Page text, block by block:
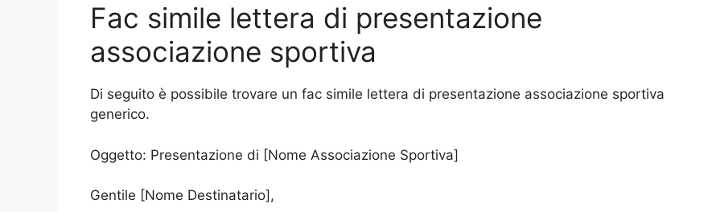
Fac simile lettera di presentazione
associazione sportiva
Di seguito è possibile trovare un fac simile lettera di presentazione associazione sportiva
generico.
Oggetto: Presentazione di [Nome Associazione Sportiva]
Gentile [Nome Destinatario],